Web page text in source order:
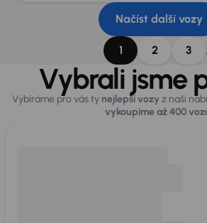
Načíst další vozy
1 2 3
Vybrali jsme
Vybíráme pro vás ty nejlepší vozy z naší
vykoupíme až 400